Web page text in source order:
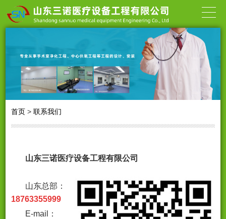
首页> 联系我们
山东三诺医疗设备工程有限公司
山东总部：
18763355999
E-mail：